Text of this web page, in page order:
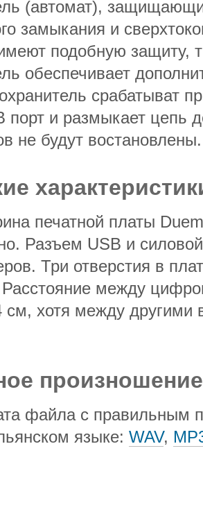
(автомат),
замыкания и
подобную защиту,
обеспечивает
срабатыват
порт и размыкает цепь
не будут востановлены.
печатной платы
Разъем USB и
Три отверстия в
Расстояние между
см, хотя между другими
произношение
файла с правильным
языке: WAV,